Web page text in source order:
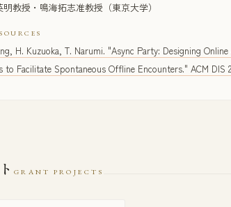
教授・鳴海拓志准教授（東京大学）
H. Kuzuoka, T. Narumi. "Async Party: Designing
to Facilitate Spontaneous Offline Encounters." ACM DIS
GRANT PROJECTS